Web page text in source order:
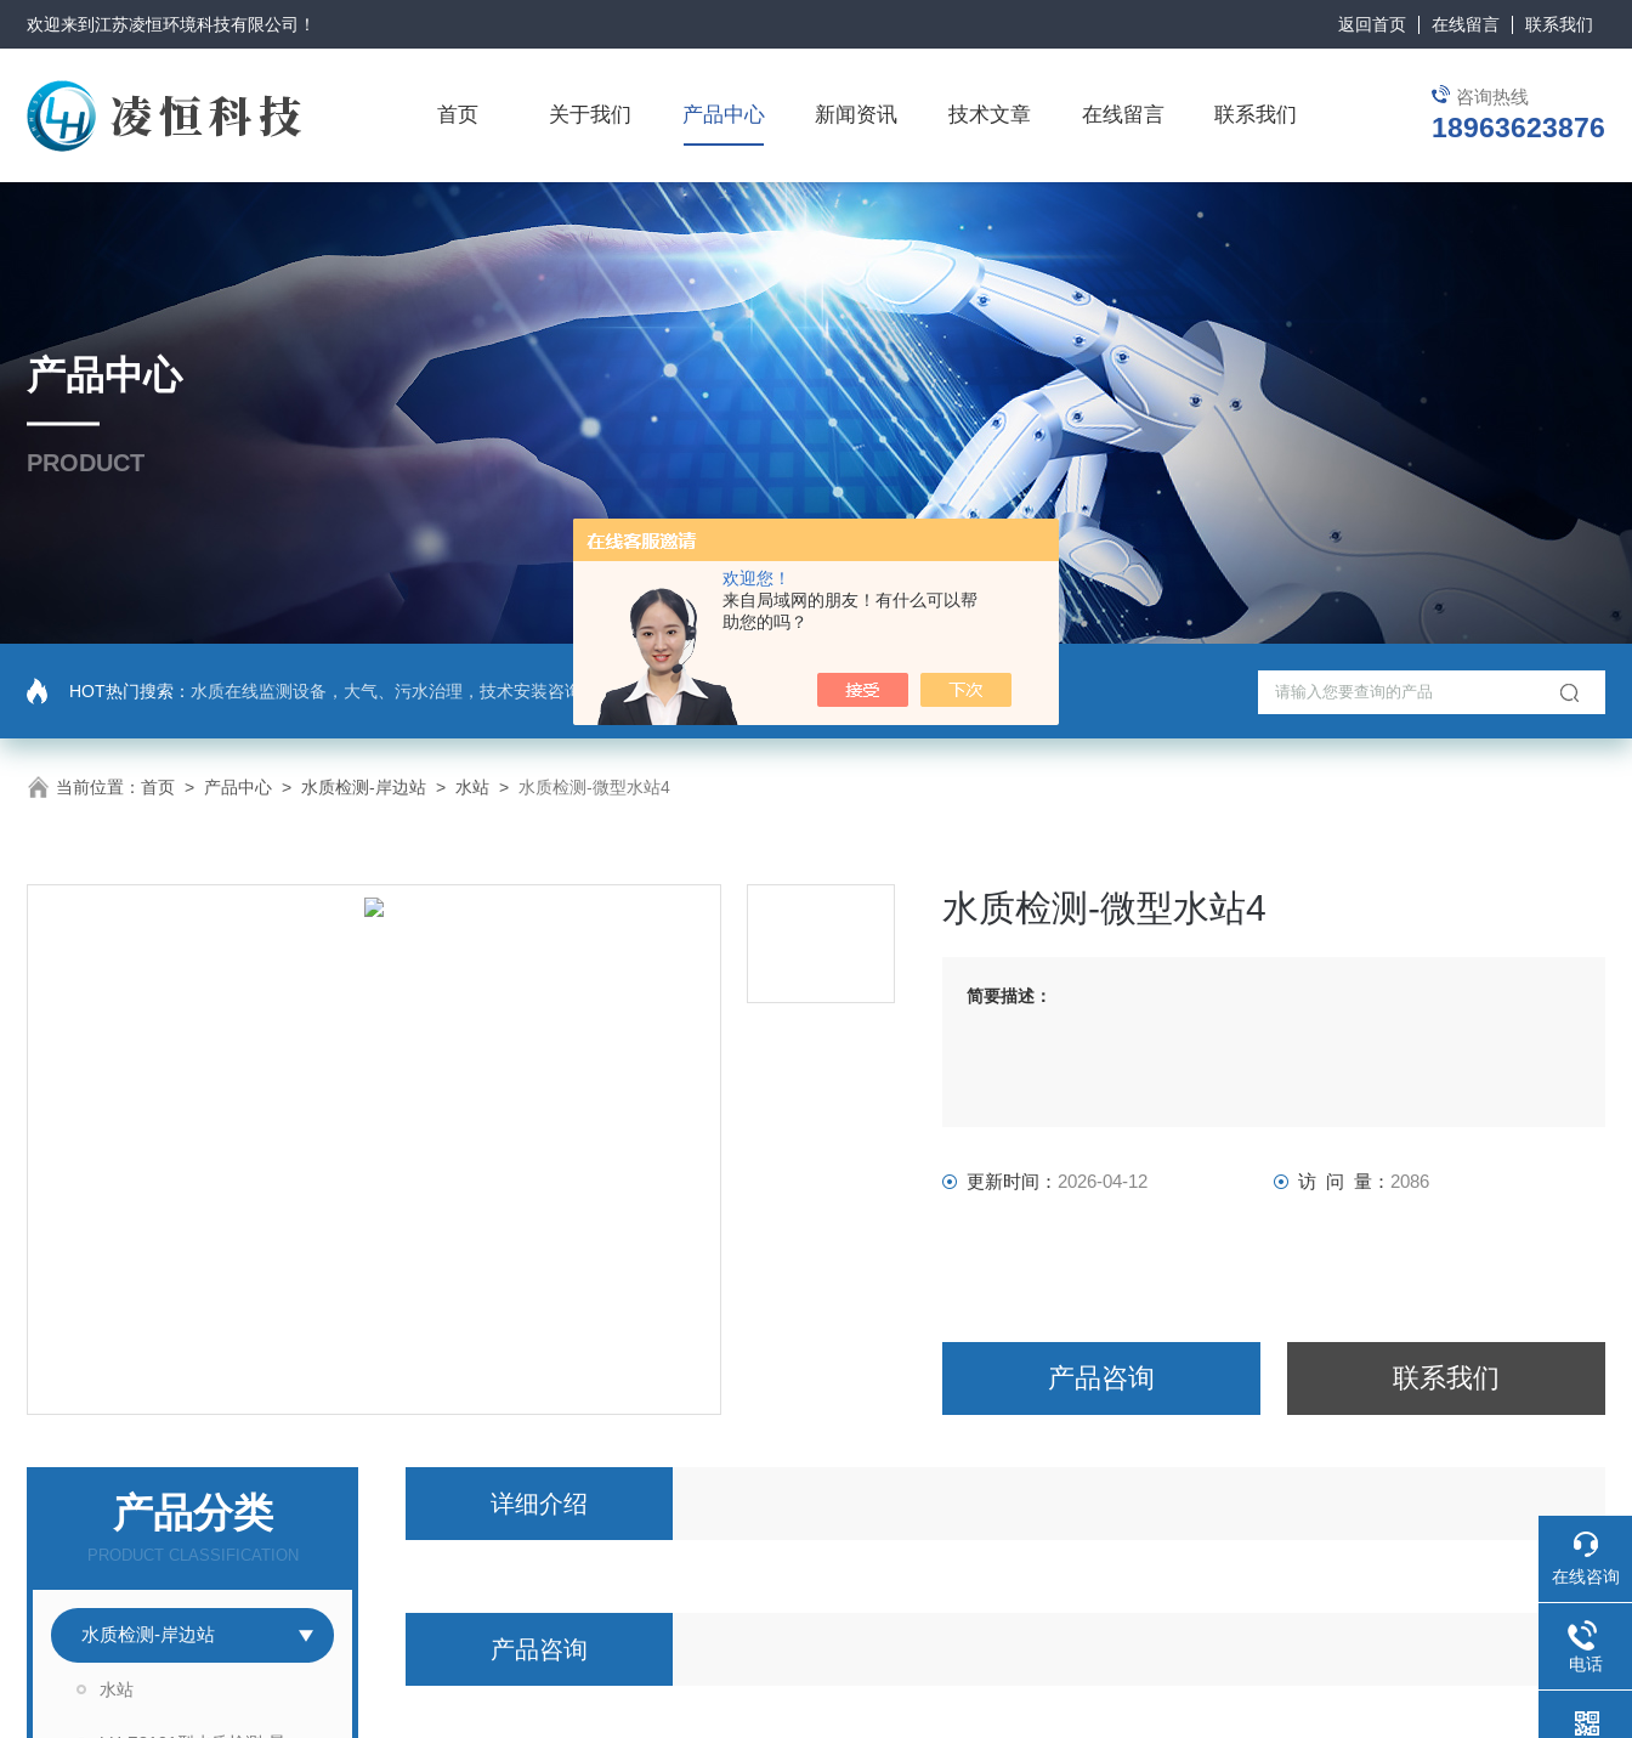
欢迎您！
来自局域网的朋友！有什么可以帮
助您的吗？
欢迎来到江苏凌恒环境科技有限公司 ！ 返回首页 在线留言 联系我们
咨询热线
18963623876
首页 关于我们 产品中心 新闻资讯 技术文章 在线留言 联系我们
产品中心
PRODUCT
HOT热门搜索： 水质在线监测设备，大气、污水治理，技术安装咨询服务，环境相关仪器仪表
当前位置： 首页 > 产品中心 > 水质检测-岸边站 > 水站 > 水质检测-微型水站4
水质检测-微型水站4
简要描述：
更新时间： 2026-04-12 访 问 量： 2086
产品咨询 联系我们
产品分类
PRODUCT CLASSIFICATION
水质检测-岸边站
水站
详细介绍
产品咨询
在线咨询
电话